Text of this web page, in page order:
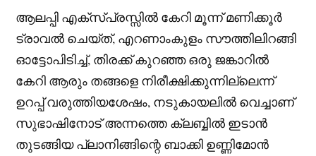
ആലപ്പി എക്സ്പ്രസ്സിൽ കേറി മൂന്ന് മണിക്കൂർ
ട്രാവൽ ചെയ്ത്, എറണാംകുളം സൗത്തിലിറങ്ങി
ഓട്ടോപിടിച്ച്, തിരക്ക് കുറഞ്ഞ ഒരു ജങ്കാറിൽ
കേറി ആരും തങ്ങളെ നിരീക്ഷിക്കുന്നില്ലെന്ന്
ഉറപ്പ് വരുത്തിയശേഷം, നടുകായലിൽ വെച്ചാണ്
സുഭാഷിനോട് അന്നത്തെ ക്ലബ്ബിൽ ഇടാൻ
തുടങ്ങിയ പ്ലാനിങ്ങിന്റെ ബാക്കി ഉണ്ണിമോൻ